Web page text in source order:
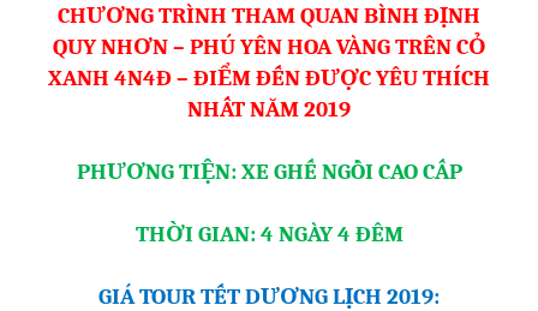
CHƯƠNG TRÌNH THAM QUAN BÌNH ĐỊNH
QUY NHƠN – PHÚ YÊN HOA VÀNG TRÊN CỎ
XANH 4N4Đ – ĐIỂM ĐẾN ĐƯỢC YÊU THÍCH
NHẤT NĂM 2019
PHƯƠNG TIỆN: XE GHẾ NGỒI CAO CẤP
THỜI GIAN: 4 NGÀY 4 ĐÊM
GIÁ TOUR TẾT DƯƠNG LỊCH 2019: